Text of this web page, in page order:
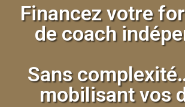
Financez votre
de coach
Sans
mobilisant vos